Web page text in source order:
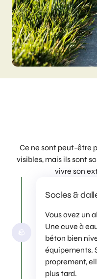
Ce ne sont peut-être
visibles, mais ils sont
vivre son
Socles &
Vous avez un
Une cuve à
béton bien
équipements.
proprement,
plus tard.